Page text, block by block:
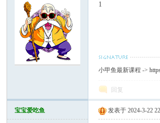
1
小甲鱼最新课程 ->
回复
宝宝爱吃鱼 发表于 2024-3-22